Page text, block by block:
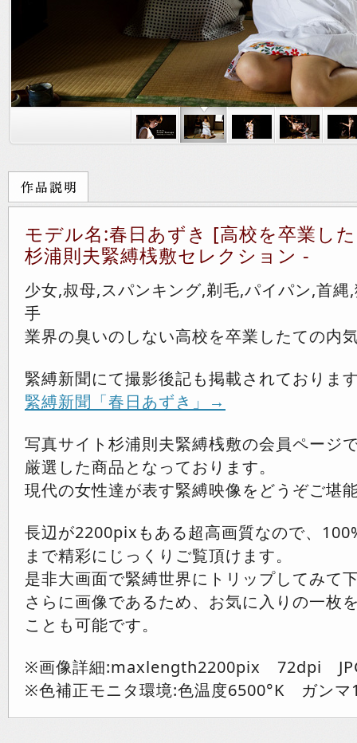
モデル名:春日あずき [高校を卒業し
杉浦則夫緊縛桟敷セレクション -
少女,叔母,スパンキング,剃毛,パイパン,首
手
業界の臭いのしない高校を卒業したての内
緊縛新聞にて撮影後記も掲載されておりま
緊縛新聞「春日あずき」→
写真サイト杉浦則夫緊縛桟敷の会員ページ
厳選した商品となっております。
現代の女性達が表す緊縛映像をどうぞご堪
長辺が2200pixもある超高画質なので、
まで精彩にじっくりご覧頂けます。
是非大画面で緊縛世界にトリップしてみて
さらに画像であるため、お気に入りの一枚
ことも可能です。
※画像詳細:maxlength2200pix 72dpi
※色補正モニタ環境:色温度6500°K ガンマ